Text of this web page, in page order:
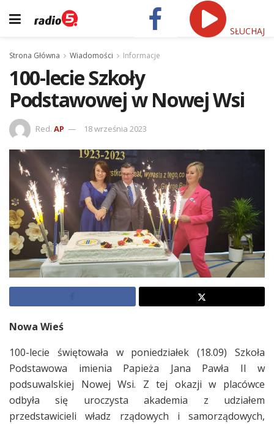
SŁUCHAJ
Strona Główna Wiadomości Informacje
100-lecie Szkoły
Podstawowej w Nowej Wsi
Red. AP 18 września 2023
Nowa Wieś
100-lecie świętowała w poniedziałek (18.09) Szkoła
Podstawowa imienia Papieża Jana Pawła II w
podsuwalskiej Nowej Wsi. Z tej okazji w placówce
odbyła się uroczysta akademia z udziałem
przedstawicieli władz rządowych i samorządowych,